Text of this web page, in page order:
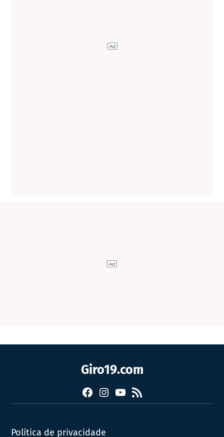
Giro19.com
FacebookInstagram
YouTube
RSS
Política de privacidade